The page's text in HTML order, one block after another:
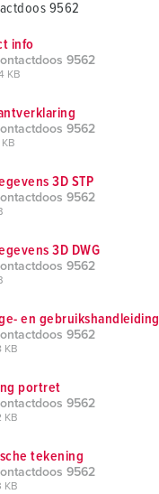
9562
info
9562
KB
9562
KB
3D STP
9562
3D DWG
9562
en gebruikshandleiding
9562
KB
portret
9562
KB
tekening
9562
KB